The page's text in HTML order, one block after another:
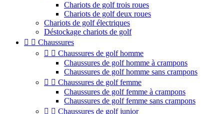
Chariots de golf trois roues
Chariots de golf deux roues
Chariots de golf électriques
Déstockage chariots de golf
  Chaussures
  Chaussures de golf homme
Chaussures de golf homme à crampons
Chaussures de golf homme sans crampons
  Chaussures de golf femme
Chaussures de golf femme à crampons
Chaussures de golf femme sans crampons
  Chaussures de golf junior